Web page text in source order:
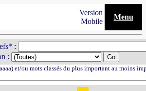
Version
Mobile
Menu
:
:
et/ou mots classés du plus important au moins